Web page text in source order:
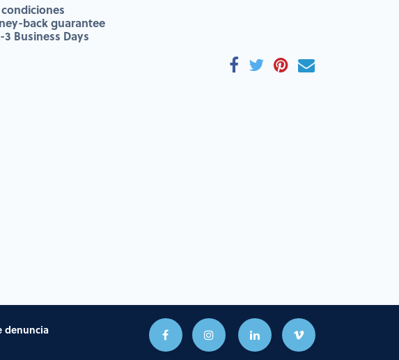
back guarantee
Business Days
denuncia